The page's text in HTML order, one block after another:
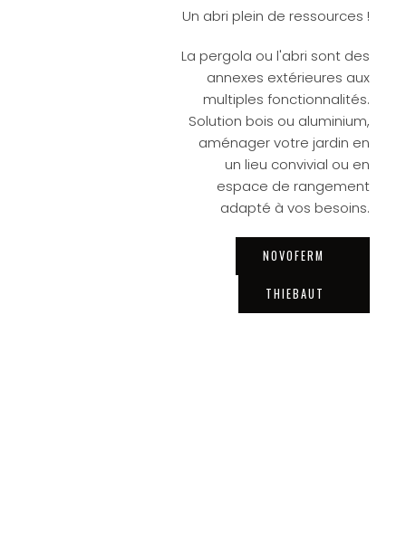
Un abri plein de ressources !
La pergola ou l'abri sont des
annexes extérieures aux
multiples fonctionnalités.
Solution bois ou aluminium,
aménager votre jardin en
un lieu convivial ou en
espace de rangement
adapté à vos besoins.
NOVOFERM
THIEBAUT